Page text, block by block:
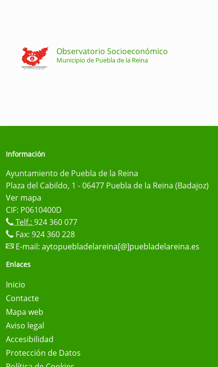
Observatorio Socioeconómico
Municipio de Puebla de la Reina
Información
Ayuntamiento de Puebla de la Reina
Plaza del Cabildo, 1 - 06477 Puebla de la Reina (Badajoz)
Ver mapa
CIF: P0610400D
Telf.: 924 360 077
Fax: 924 360 228
E-mail: aytopuebladelareina[@]puebladelareina.es
Enlaces
Inicio
Contacte
Mapa web
Aviso legal
Accesibilidad
Protección de Datos